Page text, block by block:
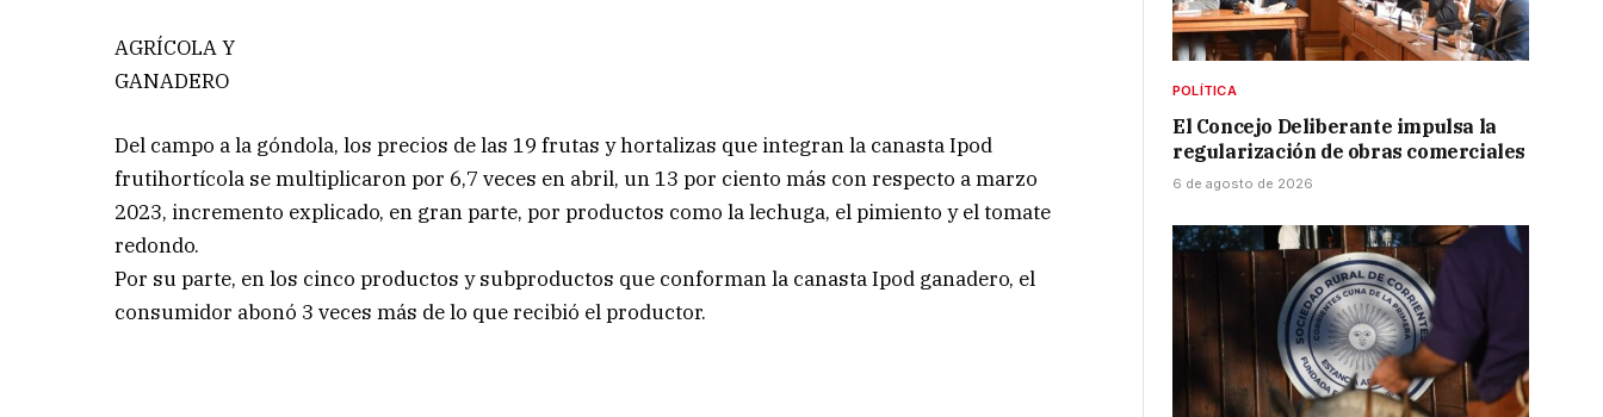
AGRÍCOLA Y
GANADERO
Del campo a la góndola, los precios de las 19 frutas y hortalizas que integran la canasta Ipod
frutihortícola se multiplicaron por 6,7 veces en abril, un 13 por ciento más con respecto a marzo
2023, incremento explicado, en gran parte, por productos como la lechuga, el pimiento y el tomate
redondo.
Por su parte, en los cinco productos y subproductos que conforman la canasta Ipod ganadero, el
consumidor abonó 3 veces más de lo que recibió el productor.
POLÍTICA
El Concejo Deliberante impulsa la
regularización de obras comerciales
6 de agosto de 2026